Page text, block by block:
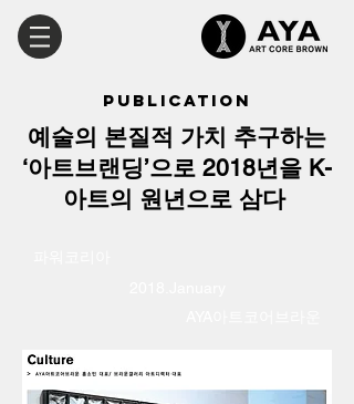
​PUBLICATION
예술의 본질적 가치 추구하는
‘아트브랜딩’으로 2018년을 K-
아트의 원년으로 삼다